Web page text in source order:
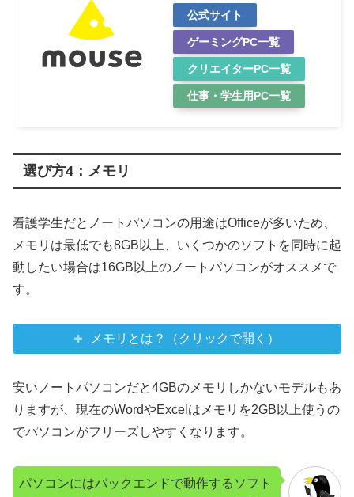
公式サイト
ゲーミングPC一覧
クリエイターPC一覧
仕事・学生用PC一覧
選び方4：メモリ
看護学生だとノートパソコンの用途はOfficeが多いため、
メモリは最低でも8GB以上、いくつかのソフトを同時に起
動したい場合は16GB以上のノートパソコンがオススメで
す。
メモリとは？（クリックで開く）
安いノートパソコンだと4GBのメモリしかないモデルもあ
りますが、現在のWordやExcelはメモリを2GB以上使うの
でパソコンがフリーズしやすくなります。
パソコンにはバックエンドで動作するソフト